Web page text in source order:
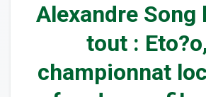
Alexandre Song
tout :
championnat